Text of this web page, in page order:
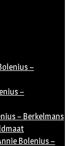
–
–
– Berkelmans
Bolenius –